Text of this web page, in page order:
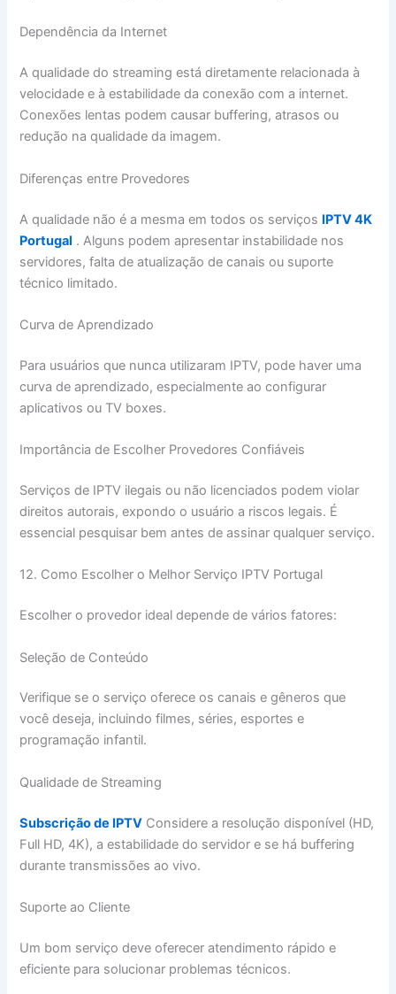
Dependência da Internet
A qualidade do streaming está diretamente relacionada à
velocidade e à estabilidade da conexão com a internet.
Conexões lentas podem causar buffering, atrasos ou
redução na qualidade da imagem.
Diferenças entre Provedores
A qualidade não é a mesma em todos os serviços IPTV 4K
Portugal . Alguns podem apresentar instabilidade nos
servidores, falta de atualização de canais ou suporte
técnico limitado.
Curva de Aprendizado
Para usuários que nunca utilizaram IPTV, pode haver uma
curva de aprendizado, especialmente ao configurar
aplicativos ou TV boxes.
Importância de Escolher Provedores Confiáveis
Serviços de IPTV ilegais ou não licenciados podem violar
direitos autorais, expondo o usuário a riscos legais. É
essencial pesquisar bem antes de assinar qualquer serviço.
12. Como Escolher o Melhor Serviço IPTV Portugal
Escolher o provedor ideal depende de vários fatores:
Seleção de Conteúdo
Verifique se o serviço oferece os canais e gêneros que
você deseja, incluindo filmes, séries, esportes e
programação infantil.
Qualidade de Streaming
Subscrição de IPTV Considere a resolução disponível (HD,
Full HD, 4K), a estabilidade do servidor e se há buffering
durante transmissões ao vivo.
Suporte ao Cliente
Um bom serviço deve oferecer atendimento rápido e
eficiente para solucionar problemas técnicos.